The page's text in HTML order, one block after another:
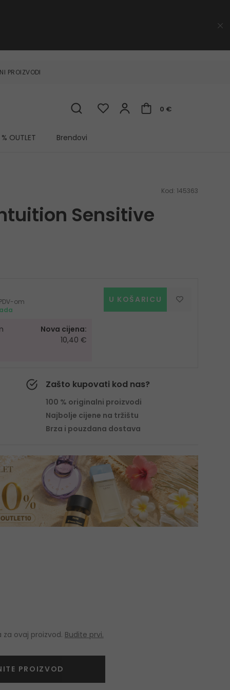
PROIZVODI
0 €
% OUTLET Brendovi
Kod: 145363
Sensitive
om
U KOŠARICU
Nova cijena:
10,40 €
Zašto kupovati kod nas?
100 % originalni proizvodi
Najbolje cijene na tržištu
Brza i pouzdana dostava
ovaj proizvod. Budite prvi.
PROIZVOD